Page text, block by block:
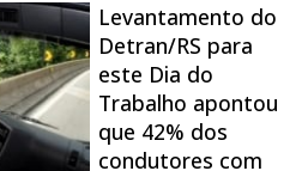
Levantamento do
Detran/RS para
este Dia do
Trabalho apontou
que 42% dos
condutores com